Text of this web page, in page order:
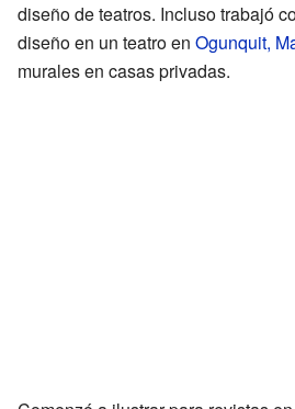
diseño de teatros. Incluso trabajó
diseño en un teatro en Ogunquit,
murales en casas privadas.